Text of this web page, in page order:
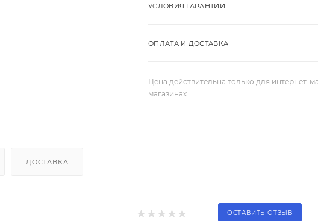
УСЛОВИЯ ГАРАНТИИ
ОПЛАТА И ДОСТАВКА
Цена действительна только для интернет-
магазинах
ДОСТАВКА
ОСТАВИТЬ ОТЗЫВ